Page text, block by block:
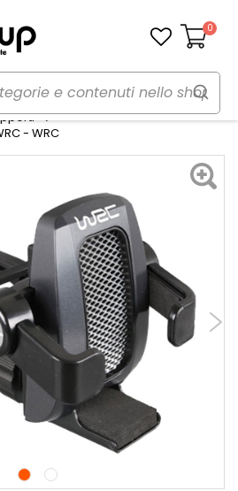
Carrello
0
elettronica mobile
- WRC